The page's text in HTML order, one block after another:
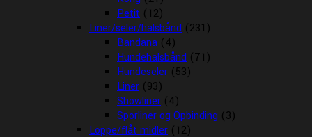
Petit (12)
Liner/seler/halsbånd (231)
Bandana (4)
Hundehalsbånd (71)
Hundeseler (53)
Liner (93)
Showliner (4)
Sporliner og Opbinding (3)
Loppe/flåt midler (12)